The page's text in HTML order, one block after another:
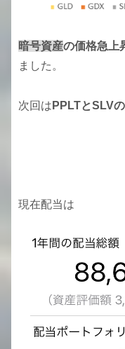
暗号資産の価格急上
ました。
次回は PPLTとSLV
現在配当は